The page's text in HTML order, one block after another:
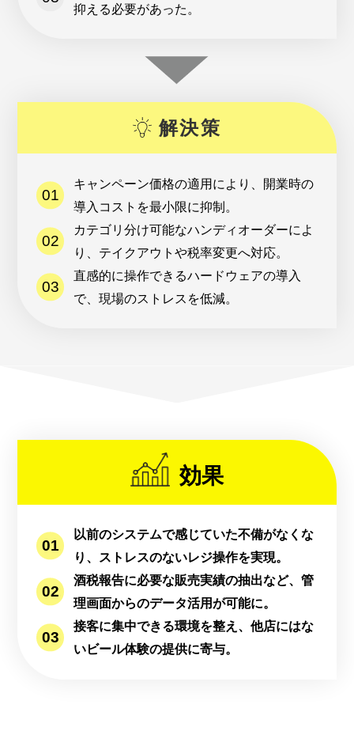
抑える必要があった。
解決策
キャンペーン価格の適用により、開業時の
導入コストを最小限に抑制。
カテゴリ分け可能なハンディオーダーによ
り、テイクアウトや税率変更へ対応。
直感的に操作できるハードウェアの導入
で、現場のストレスを低減。
効果
以前のシステムで感じていた不備がなくな
り、ストレスのないレジ操作を実現。
酒税報告に必要な販売実績の抽出など、管
理画面からのデータ活用が可能に。
接客に集中できる環境を整え、他店にはな
いビール体験の提供に寄与。